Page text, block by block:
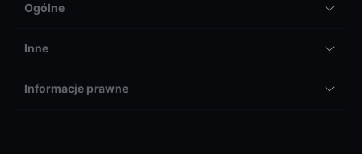
Ogólne
Inne
Informacje prawne